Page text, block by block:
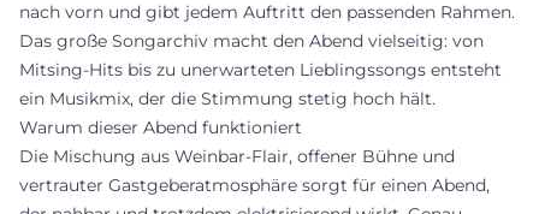
nach vorn und gibt jedem Auftritt den passenden Rahmen.
Das große Songarchiv macht den Abend vielseitig: von
Mitsing-Hits bis zu unerwarteten Lieblingssongs entsteht
ein Musikmix, der die Stimmung stetig hoch hält.
Warum dieser Abend funktioniert
Die Mischung aus Weinbar-Flair, offener Bühne und
vertrauter Gastgeberatmosphäre sorgt für einen Abend,